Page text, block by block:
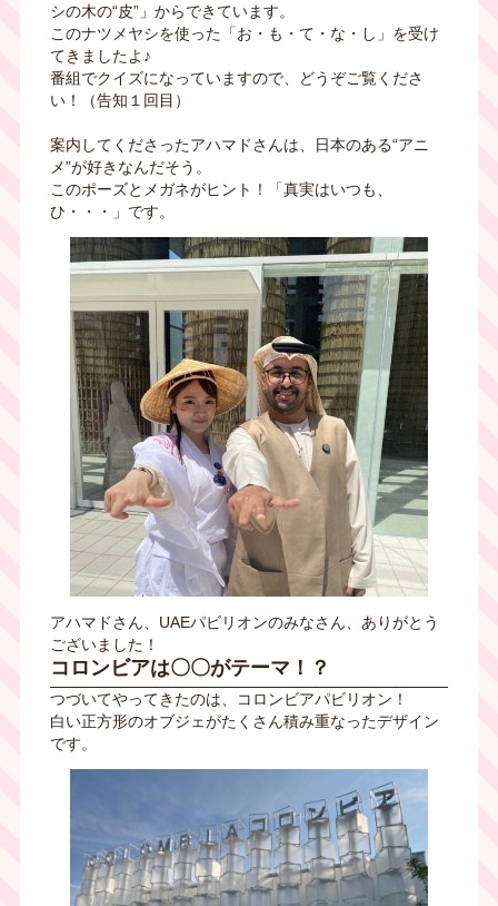
シの木の“皮”」からできています。
このナツメヤシを使った「お・も・て・な・し」を受け
てきましたよ♪
番組でクイズになっていますので、どうぞご覧くださ
い！（告知１回目）
案内してくださったアハマドさんは、日本のある“アニ
メ”が好きなんだそう。
このポーズとメガネがヒント！「真実はいつも、
ひ・・・」です。
アハマドさん、UAEパビリオンのみなさん、ありがとう
ございました！
コロンビアは〇〇がテーマ！？
つづいてやってきたのは、コロンビアパビリオン！
白い正方形のオブジェがたくさん積み重なったデザイン
です。